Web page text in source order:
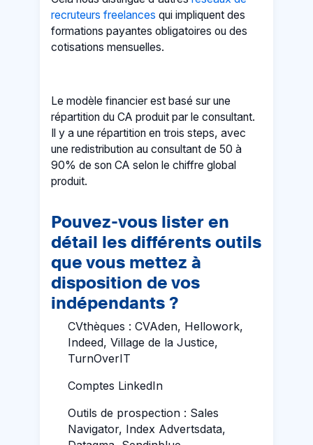
recruteurs freelances qui impliquent des
formations payantes obligatoires ou des
cotisations mensuelles.
Le modèle financier est basé sur une
répartition du CA produit par le consultant.
Il y a une répartition en trois steps, avec
une redistribution au consultant de 50 à
90% de son CA selon le chiffre global
produit.
Pouvez-vous lister en
détail les différents outils
que vous mettez à
disposition de vos
indépendants ?
CVthèques : CVAden, Hellowork,
Indeed, Village de la Justice,
TurnOverIT
Comptes LinkedIn
Outils de prospection : Sales
Navigator, Index Advertsdata,